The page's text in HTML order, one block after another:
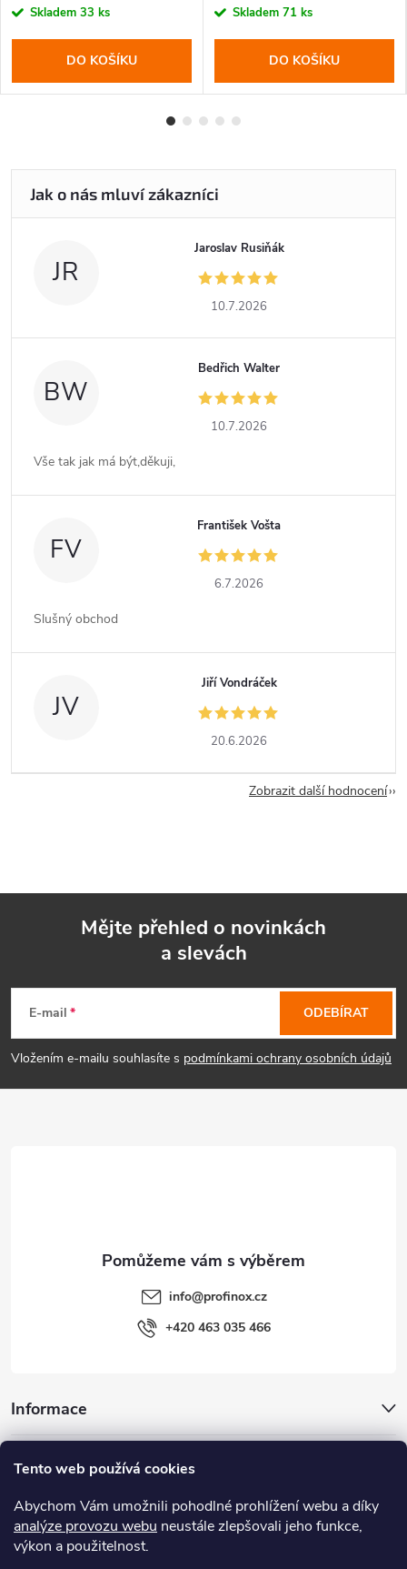
Tento web používá cookies
Abychom Vám umožnili pohodlné prohlížení webu a díky
analýze provozu webu neustále zlepšovali jeho funkce,
výkon a použitelnost.
cena:Skladem 33 ks
DO KOŠÍKU
cena:Skladem 71 ks
DO KOŠÍKU
JR
Jaroslav Rusiňák
10.7.2026
BW
Bedřich Walter
10.7.2026
Vše tak jak má být,děkuji,
FV
František Vošta
6.7.2026
Slušný obchod
JV
Jiří Vondráček
20.6.2026
Zobrazit další hodnocení
p
a
Mějte přehled o novinkách
a slevách
E-mail
Vložením e-mailu souhlasíte s podmínkami ochrany osobních údajů
ODEBÍRAT
Informace
Inspirace
Užitečné odkazy
info@profinox.cz
+420 463 035 466